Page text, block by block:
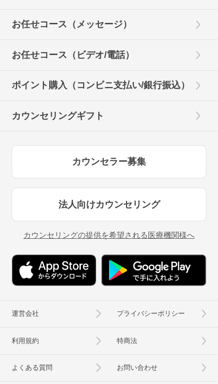
お任せコース（メッセージ）
お任せコース（ビデオ/電話）
ポイント購入（コンビニ支払い/銀行振込）
カウンセリングギフト
カウンセラー募集
法人向けカウンセリング
カウンセリングの提供を希望される医療機関様へ
運営会社 プライバシーポリシー
利用規約 特商法
よくある質問 お問い合わせ